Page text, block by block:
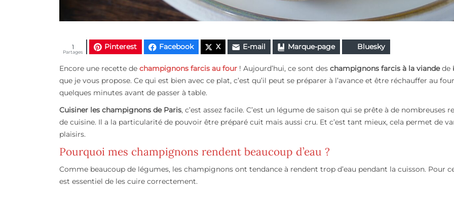
Pinterest Facebook X E-mail Marque-page Bluesky
Partages
1
Encore une recette de champignons farcis au four ! Aujourd’hui, ce sont des champignons farcis à la viandede
que je vous propose. Ce qui est bien avec ce plat, c’est qu’il peut se préparer à l’avance et être réchauffer au four
quelques minutes avant de passer à table.
Cuisiner les champignons de Paris, c’est assez facile. C’est un légume de saison qui se prête à de nombreuses
de cuisine. Il a la particularité de pouvoir être préparé cuit mais aussi cru. Et c’est tant mieux, cela permet de
plaisirs.
Pourquoi mes champignons rendent beaucoup d’eau ?
Comme beaucoup de légumes, les champignons ont tendance à rendent trop d’eau pendant la cuisson. Pour
est essentiel de les cuire correctement.